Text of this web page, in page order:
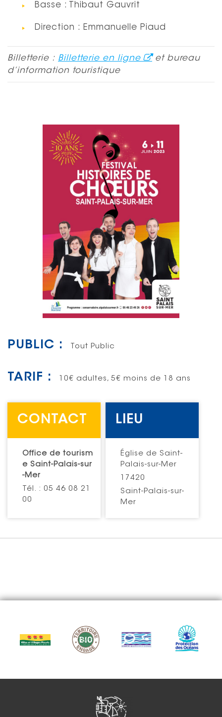
Basse : Thibaut Gauvrit
Direction : Emmanuelle Piaud
Billetterie : Billetterie en ligne
et bureau
d’information touristique
PUBLIC : Tout Public
TARIF : 10€ adultes, 5€ moins de 18 ans
CONTACT
Office de tourism
e Saint-Palais-sur
-Mer
Tél. : 05 46 08 21
00
LIEU
Église de Saint-
Palais-sur-Mer
17420
Saint-Palais-sur-
Mer